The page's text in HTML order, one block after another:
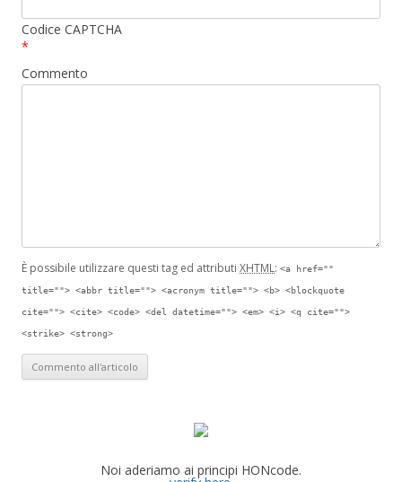
Codice CAPTCHA
*
Commento
È possibile utilizzare questi tag ed attributi XHTML: <a href=""
title=""> <abbr title=""> <acronym title=""> <b> <blockquote
cite=""> <cite> <code> <del datetime=""> <em> <i> <q cite="">
<strike> <strong>
Noi aderiamo ai principi HONcode.